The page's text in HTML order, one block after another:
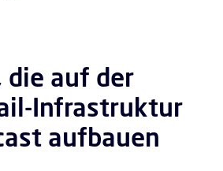
die auf der
Infrastruktur
aufbauen